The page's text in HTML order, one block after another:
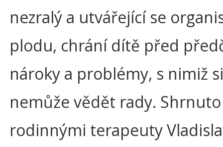
nezralý a utvářející se
plodu, chrání dítě před
nároky a problémy, s nimiž
nemůže vědět rady.
rodinnými terapeuty